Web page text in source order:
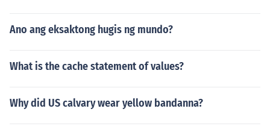
Ano ang eksaktong hugis ng mundo?
What is the cache statement of values?
Why did US calvary wear yellow bandanna?